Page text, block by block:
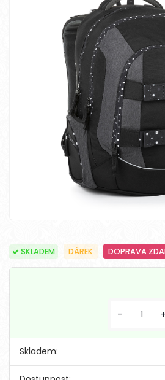
SKLADEM DÁREK DOPRAVA
Skladem:
- +